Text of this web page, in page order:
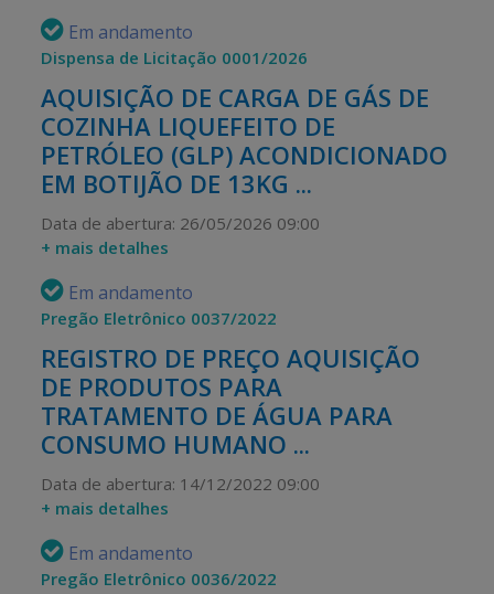
Em andamento
Dispensa de Licitação 0001/2026
AQUISIÇÃO DE CARGA DE GÁS DE
COZINHA LIQUEFEITO DE
PETRÓLEO (GLP) ACONDICIONADO
EM BOTIJÃO DE 13KG ...
Data de abertura: 26/05/2026 09:00
+ mais detalhes
Em andamento
Pregão Eletrônico 0037/2022
REGISTRO DE PREÇO AQUISIÇÃO
DE PRODUTOS PARA
TRATAMENTO DE ÁGUA PARA
CONSUMO HUMANO ...
Data de abertura: 14/12/2022 09:00
+ mais detalhes
Em andamento
Pregão Eletrônico 0036/2022